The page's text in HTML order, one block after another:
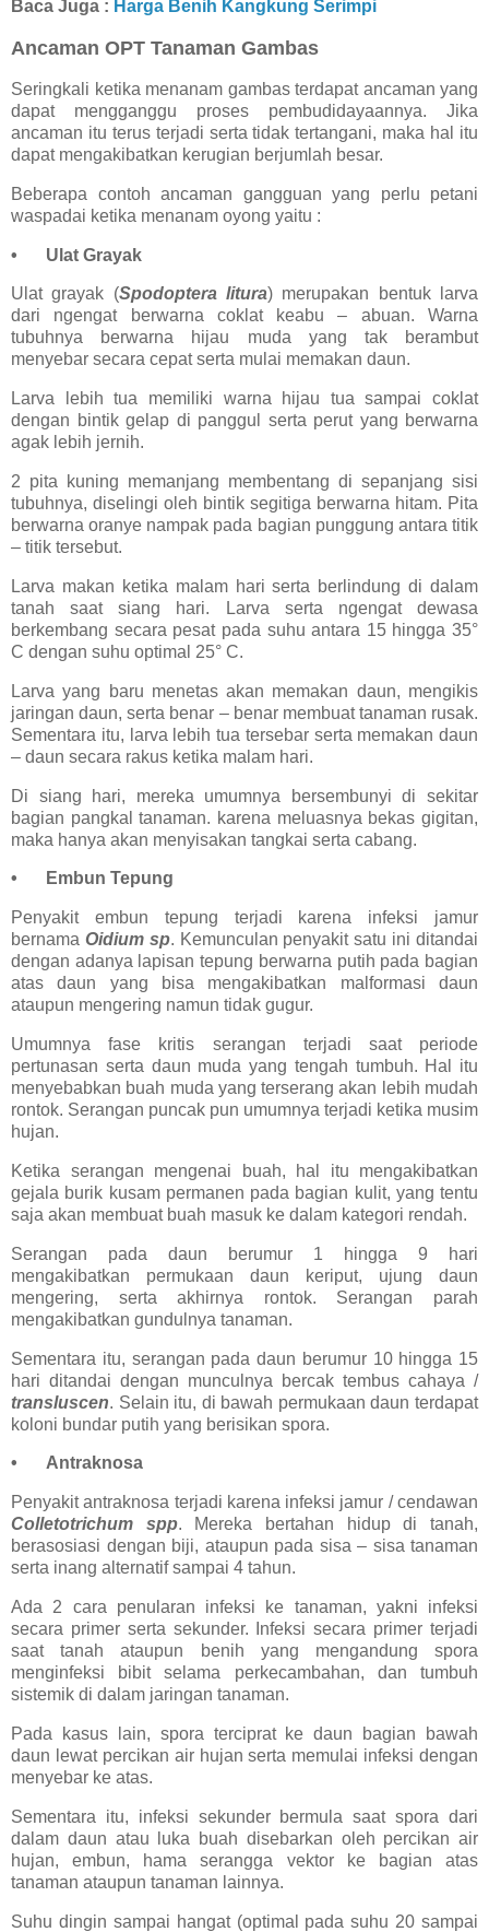
Baca Juga : Harga Benih Kangkung Serimpi
Ancaman OPT Tanaman Gambas
Seringkali ketika menanam gambas terdapat ancaman yang
dapat mengganggu proses pembudidayaannya. Jika
ancaman itu terus terjadi serta tidak tertangani, maka hal itu
dapat mengakibatkan kerugian berjumlah besar.
Beberapa contoh ancaman gangguan yang perlu petani
waspadai ketika menanam oyong yaitu :
• Ulat Grayak
Ulat grayak (Spodoptera litura) merupakan bentuk larva
dari ngengat berwarna coklat keabu – abuan. Warna
tubuhnya berwarna hijau muda yang tak berambut
menyebar secara cepat serta mulai memakan daun.
Larva lebih tua memiliki warna hijau tua sampai coklat
dengan bintik gelap di panggul serta perut yang berwarna
agak lebih jernih.
2 pita kuning memanjang membentang di sepanjang sisi
tubuhnya, diselingi oleh bintik segitiga berwarna hitam. Pita
berwarna oranye nampak pada bagian punggung antara titik
– titik tersebut.
Larva makan ketika malam hari serta berlindung di dalam
tanah saat siang hari. Larva serta ngengat dewasa
berkembang secara pesat pada suhu antara 15 hingga 35°
C dengan suhu optimal 25° C.
Larva yang baru menetas akan memakan daun, mengikis
jaringan daun, serta benar – benar membuat tanaman rusak.
Sementara itu, larva lebih tua tersebar serta memakan daun
– daun secara rakus ketika malam hari.
Di siang hari, mereka umumnya bersembunyi di sekitar
bagian pangkal tanaman. karena meluasnya bekas gigitan,
maka hanya akan menyisakan tangkai serta cabang.
• Embun Tepung
Penyakit embun tepung terjadi karena infeksi jamur
bernama Oidium sp. Kemunculan penyakit satu ini ditandai
dengan adanya lapisan tepung berwarna putih pada bagian
atas daun yang bisa mengakibatkan malformasi daun
ataupun mengering namun tidak gugur.
Umumnya fase kritis serangan terjadi saat periode
pertunasan serta daun muda yang tengah tumbuh. Hal itu
menyebabkan buah muda yang terserang akan lebih mudah
rontok. Serangan puncak pun umumnya terjadi ketika musim
hujan.
Ketika serangan mengenai buah, hal itu mengakibatkan
gejala burik kusam permanen pada bagian kulit, yang tentu
saja akan membuat buah masuk ke dalam kategori rendah.
Serangan pada daun berumur 1 hingga 9 hari
mengakibatkan permukaan daun keriput, ujung daun
mengering, serta akhirnya rontok. Serangan parah
mengakibatkan gundulnya tanaman.
Sementara itu, serangan pada daun berumur 10 hingga 15
hari ditandai dengan munculnya bercak tembus cahaya /
transluscen. Selain itu, di bawah permukaan daun terdapat
koloni bundar putih yang berisikan spora.
• Antraknosa
Penyakit antraknosa terjadi karena infeksi jamur / cendawan
Colletotrichum spp. Mereka bertahan hidup di tanah,
berasosiasi dengan biji, ataupun pada sisa – sisa tanaman
serta inang alternatif sampai 4 tahun.
Ada 2 cara penularan infeksi ke tanaman, yakni infeksi
secara primer serta sekunder. Infeksi secara primer terjadi
saat tanah ataupun benih yang mengandung spora
menginfeksi bibit selama perkecambahan, dan tumbuh
sistemik di dalam jaringan tanaman.
Pada kasus lain, spora terciprat ke daun bagian bawah
daun lewat percikan air hujan serta memulai infeksi dengan
menyebar ke atas.
Sementara itu, infeksi sekunder bermula saat spora dari
dalam daun atau luka buah disebarkan oleh percikan air
hujan, embun, hama serangga vektor ke bagian atas
tanaman ataupun tanaman lainnya.
Suhu dingin sampai hangat (optimal pada suhu 20 sampai